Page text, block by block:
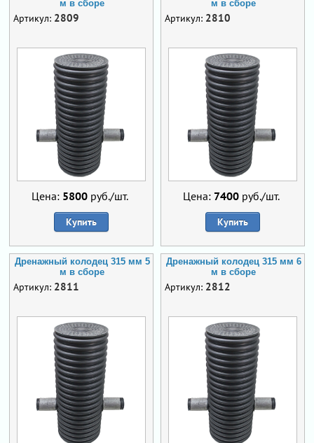
м в сборе
Артикул: 2809
Цена: 5800руб./шт.
Купить
м в сборе
Артикул: 2810
Цена: 7400руб./шт.
Купить
Дренажный колодец 315 мм 5
м в сборе
Артикул: 2811
Дренажный колодец 315 мм 6
м в сборе
Артикул: 2812